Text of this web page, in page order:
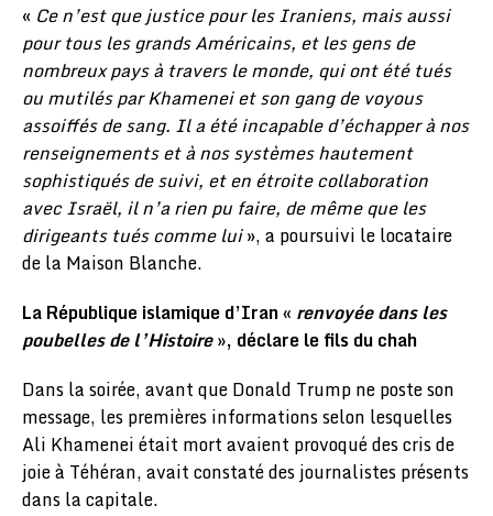
« Ce n’est que justice pour les Iraniens, mais aussi
pour tous les grands Américains, et les gens de
nombreux pays à travers le monde, qui ont été tués
ou mutilés par Khamenei et son gang de voyous
assoiffés de sang. Il a été incapable d’échapper à nos
renseignements et à nos systèmes hautement
sophistiqués de suivi, et en étroite collaboration
avec Israël, il n’a rien pu faire, de même que les
dirigeants tués comme lui», a poursuivi le locataire
de la Maison Blanche.
La République islamique d’Iran « renvoyée dans les
poubelles de l’Histoire», déclare le fils du chah
Dans la soirée, avant que Donald Trump ne poste son
message, les premières informations selon lesquelles
Ali Khamenei était mort avaient provoqué des cris de
joie à Téhéran, avait constaté des journalistes présents
dans la capitale.